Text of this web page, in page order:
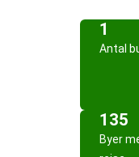
1
Antal
135
Byer